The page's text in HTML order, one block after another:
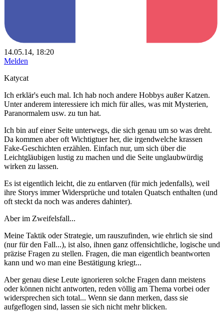
14.05.14, 18:20
Melden
Katycat
Ich erklär's euch mal. Ich hab noch andere Hobbys außer Katzen.
Unter anderem interessiere ich mich für alles, was mit Mysterien,
Paranormalem usw. zu tun hat.
Ich bin auf einer Seite unterwegs, die sich genau um so was dreht.
Da kommen aber oft Wichtigtuer her, die irgendwelche krassen
Fake-Geschichten erzählen. Einfach nur, um sich über die
Leichtgläubigen lustig zu machen und die Seite unglaubwürdig
wirken zu lassen.
Es ist eigentlich leicht, die zu entlarven (für mich jedenfalls), weil
ihre Storys immer Widersprüche und totalen Quatsch enthalten (und
oft steckt da noch was anderes dahinter).
Aber im Zweifelsfall...
Meine Taktik oder Strategie, um rauszufinden, wie ehrlich sie sind
(nur für den Fall...), ist also, ihnen ganz offensichtliche, logische und
präzise Fragen zu stellen. Fragen, die man eigentlich beantworten
kann und wo man eine Bestätigung kriegt...
Aber genau diese Leute ignorieren solche Fragen dann meistens
oder können nicht antworten, reden völlig am Thema vorbei oder
widersprechen sich total... Wenn sie dann merken, dass sie
aufgeflogen sind, lassen sie sich nicht mehr blicken.